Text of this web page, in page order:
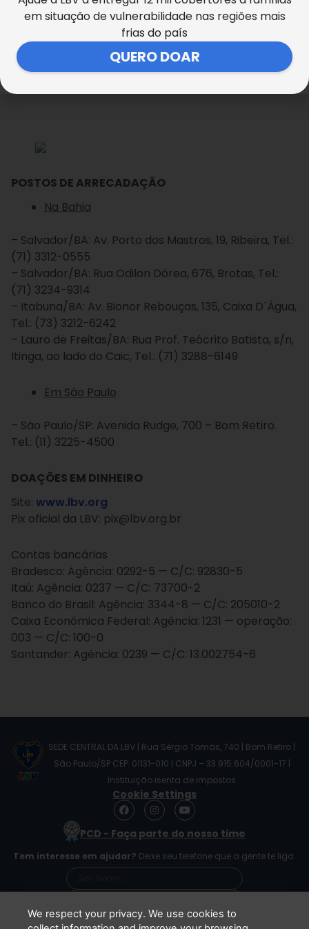
– Itens de higiene (sabonete, creme dental,
absorvente, lenço de papel, fraldas infantis e
geriátricas e papel higiênico);
– Itens de limpeza (sabão em barra, água sanitária,
desinfetante e detergente)
POSTOS DE ARRECADAÇÃO
Na Bahia
– Salvador/BA: Av. Porto dos Mastros, 19, Ribeira, Tel.:
(71) 3312-0555
– Salvador/BA: Rua Odilon Dórea, 676, Brotas, Tel.:
(71) 3234-9314
– Itabuna/BA: Av. Bionor Rebouças, 135, Caixa D´Água,
Tel.: (73) 3212-6242
– Lauro de Freitas/BA: Rua Prof. Teócrito Batista, s/n,
Itinga, ao lado do Caic, Tel.: (71) 3288-6149
Em São Paulo
– São Paulo/SP: Avenida Rudge, 700 – Bom Retiro.
Tel.: (11) 3225-4500
DOAÇÕES EM DINHEIRO
Site: www.lbv.org
Pix oficial da LBV: pix@lbv.org.br
Contas bancárias
Bradesco: Agência: 0292-5 — C/C: 92830-5
Itaú: Agência: 0237 — C/C: 73700-2
Banco do Brasil: Agência: 3344-8 — C/C: 205010-2
Caixa Econômica Federal: Agência: 1231 — operação:
003 — C/C: 100-0
Santander: Agência: 0239 — C/C: 13.002754-6
SEDE CENTRAL DA LBV | Rua Sérgio Tomás, 740 | Bom Retiro |
São Paulo/SP CEP: 01131-010 | CNPJ – 33.915.604/0001-17 |
Instituição isenta de impostos
Cookie Settings
F
a
e
o
o
I
n
s
t
g
r
m
Y
o
t
b
e
PCD - Faça parte do nosso time
Tem interesse em ajudar? Deixe seu telefone que a gente te liga.
We respect your privacy. We use cookies to
em situação de vulnerabilidade nas regiões mais
frias do país
QUERO DOAR